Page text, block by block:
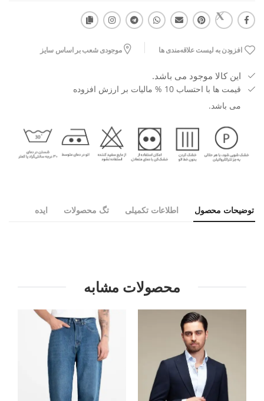
افزودن به لیست علاقه‌مندی ها موجودی شعب بر اساس سایز
این کالا موجود می باشد.
قیمت ها با احتساب 10 % مالیات بر ارزش افزوده
می باشد.
توضیحات محصول اطلاعات تکمیلی تگ محصولات ایده
محصولات مشابه